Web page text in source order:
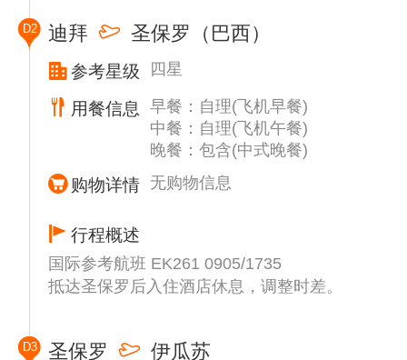
景点安排不会少，敬请理解。
D2 迪拜 圣保罗（巴西）
参考星级 四星
用餐信息
早餐：自理(飞机早餐)
中餐：自理(飞机午餐)
晚餐：包含(中式晚餐)
购物详情 无购物信息
行程概述
国际参考航班 EK261 0905/1735
抵达圣保罗后入住酒店休息，调整时差。
D3 圣保罗 伊瓜苏